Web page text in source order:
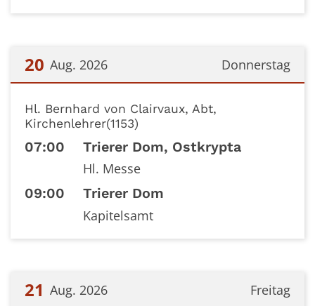
Donnerstag
20 Aug. 2026
Hl. Bernhard von Clairvaux, Abt,
Kirchenlehrer(1153)
07:00 Trierer Dom, Ostkrypta
Hl. Messe
09:00 Trierer Dom
Kapitelsamt
Freitag
21 Aug. 2026